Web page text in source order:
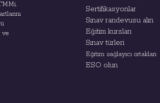
ve
Sertifikasyonlar
Sınav randevusu alın
Eğitim kursları
Sınav türleri
Eğitim sağlayıcı ortakları
ESO olun